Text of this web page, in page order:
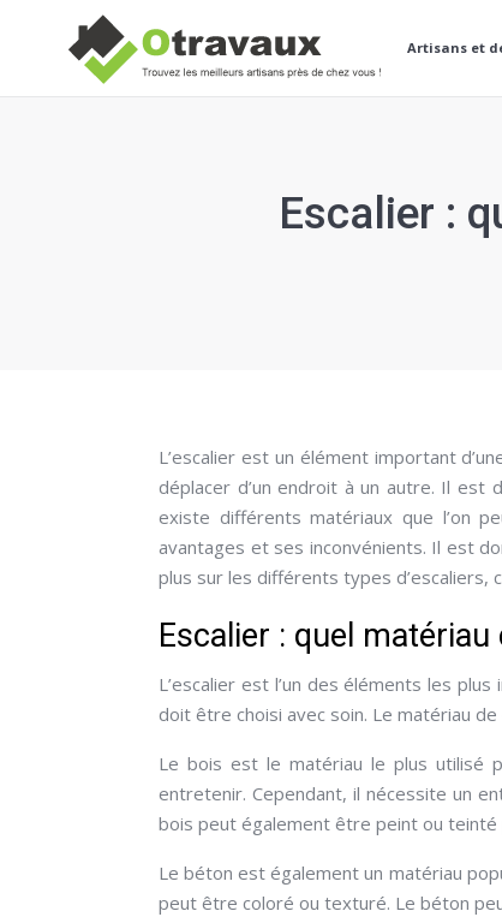
Artisans et
Escalier :
L’escalier est un élément important
déplacer d’un endroit à un autre. Il est
existe différents matériaux que l’on
avantages et ses inconvénients. Il est
plus sur les différents types d’escaliers,
Escalier : quel
L’escalier est l’un des éléments les
doit être choisi avec soin. Le matériau
Le bois est le matériau le plus utilisé
entretenir. Cependant, il nécessite un
bois peut également être peint ou teinté
Le béton est également un matériau
peut être coloré ou texturé. Le béton